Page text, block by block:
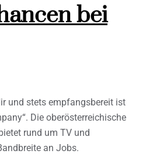
bei
und stets empfangsbereit ist
Die oberösterreichische
rund um TV und
an Jobs.